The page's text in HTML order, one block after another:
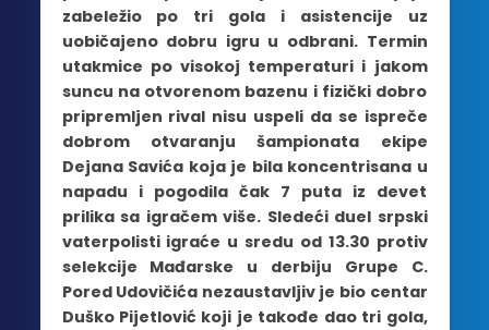
zabeležio po tri gola i asistencije uz
uobičajeno dobru igru u odbrani. Termin
utakmice po visokoj temperaturi i jakom
suncu na otvorenom bazenu i fizički dobro
pripremljen rival nisu uspeli da se ispreče
dobrom otvaranju šampionata ekipe
Dejana Savića koja je bila koncentrisana u
napadu i pogodila čak 7 puta iz devet
prilika sa igračem više. Sledeći duel srpski
vaterpolisti igraće u sredu od 13.30 protiv
selekcije Mađarske u derbiju Grupe C.
Pored Udovičića nezaustavljiv je bio centar
Duško Pijetlović koji je takođe dao tri gola,